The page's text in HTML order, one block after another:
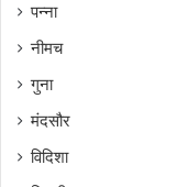
पन्ना
नीमच
गुना
मंदसौर
विदिशा